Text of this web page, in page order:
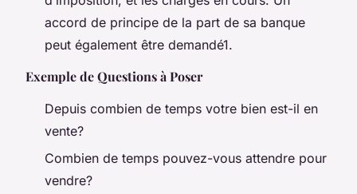
accord de principe de la part de sa banque
peut également être demandé1.
Exemple de Questions à Poser
Depuis combien de temps votre bien est-il en
vente?
Combien de temps pouvez-vous attendre pour
vendre?